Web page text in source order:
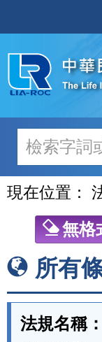
至
主
內
容
現在位置：
無格
所有
法規名稱：